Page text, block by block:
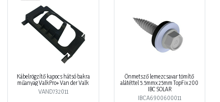
Kábelrögzítő kapocs hátsó bakra
műanyag ValkPro+ Van der Valk
VAND732011
Önmetsző lemezcsavar tömítő
alátéttel 5.5mmx 25mm TopFix 200
IBC SOLAR
IBCA6900600011